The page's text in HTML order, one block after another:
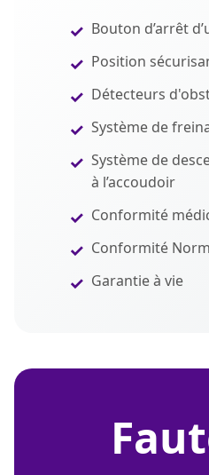
Bouton d’arrêt
Position
Détecteurs
Système de
Système de
à l’accoudoir
Conformité
Conformité
Garantie à vie
fauteuil